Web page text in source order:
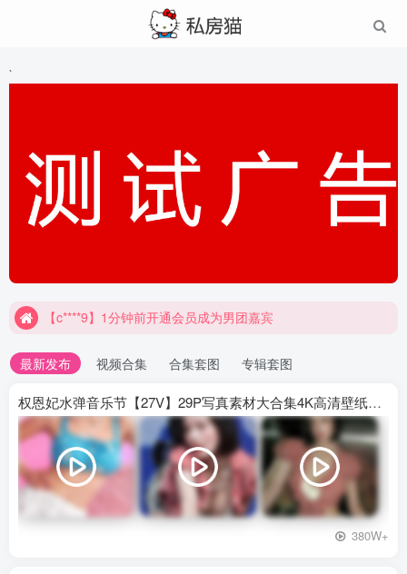
`
【c****9】1分钟前开通会员成为男团嘉宾
最新发布 视频合集 合集套图 专辑套图
权恩妃水弹音乐节【27V】29P写真素材大合集4K高清壁纸照片素材
380W+